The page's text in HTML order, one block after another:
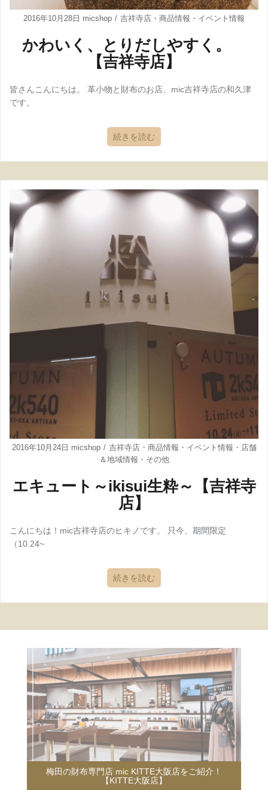
2016年10月28日 micshop 吉祥寺店 ・ 商品情報 ・ イベント情報
かわいく、とりだしやすく。
【吉祥寺店】
皆さんこんにちは。 革小物と財布のお店、mic吉祥寺店の和久津
です。
続きを読む
2016年10月24日 micshop 吉祥寺店・ 商品情報 ・ イベント情報 ・ 店舗
＆地域情報 ・ その他
エキュート～ikisui生粋～【吉祥寺
店】
こんにちは！mic吉祥寺店のヒキノです。 只今、期間限定
（10.24~
続きを読む
梅田の財布専門店 mic KITTE大阪店をご紹介！
【KITTE大阪店】